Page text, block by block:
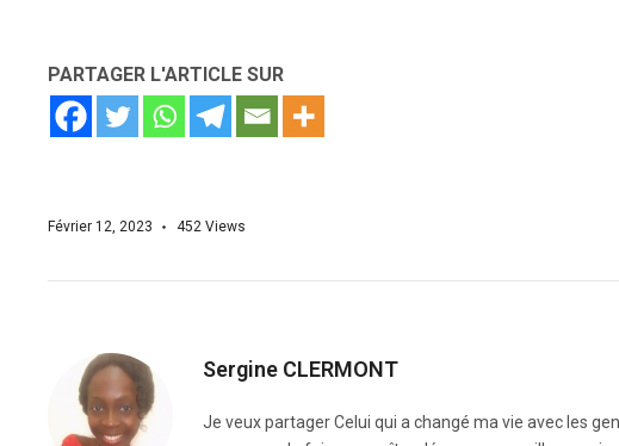
PARTAGER L'ARTICLE SUR
Février 12, 2023 452 Views
Sergine CLERMONT
Je veux partager Celui qui a changé ma vie avec les